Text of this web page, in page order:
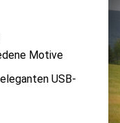
Motive
USB-